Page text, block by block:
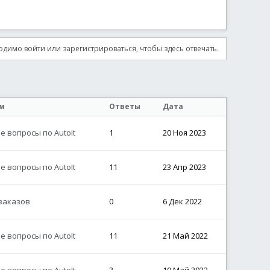
войти или зарегистрироваться, чтобы здесь отвечать.
Ответы Дата
вопросы по AutoIt 1 20 Ноя 2023
вопросы по AutoIt 11 23 Апр 2023
0 6 Дек 2022
вопросы по AutoIt 11 21 Май 2022